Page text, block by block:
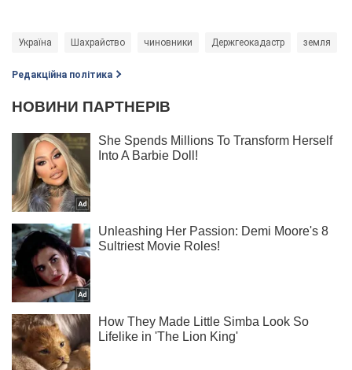
Україна Шахрайство чиновники Держгеокадастр земля
Редакційна політика